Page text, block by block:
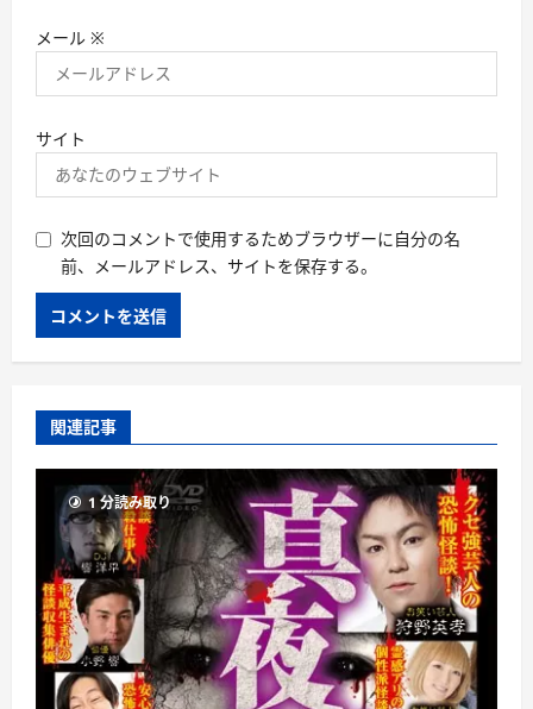
メール ※
サイト
次回のコメントで使用するためブラウザーに自分の名
前、メールアドレス、サイトを保存する。
関連記事
1 分読み取り